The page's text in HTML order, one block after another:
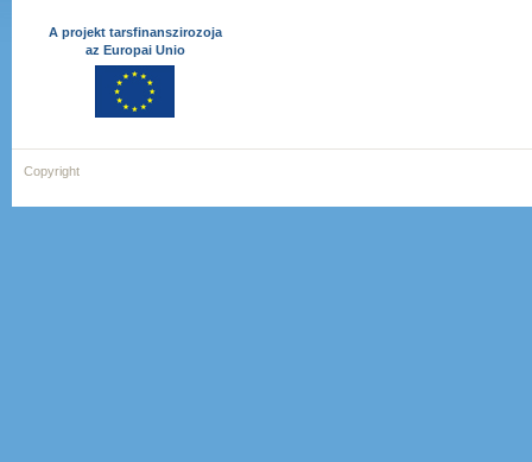
A projekt tarsfinanszirozoja
az Europai Unio
Copyright